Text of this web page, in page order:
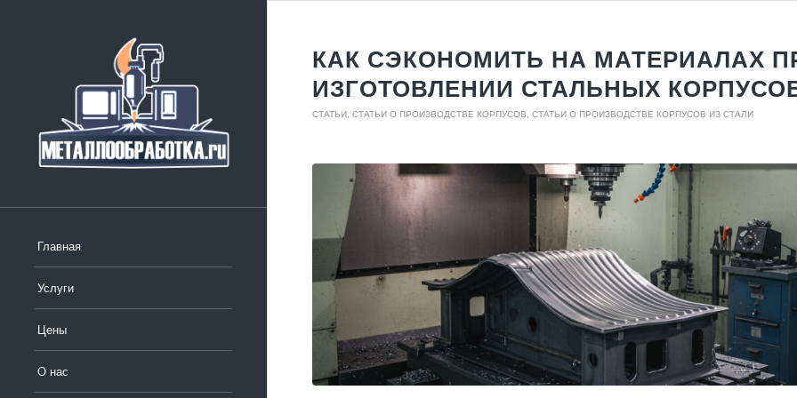
Главная
Услуги
Цены
О нас
КАК СЭКОНОМИТЬ НА МАТЕРИАЛАХ
ИЗГОТОВЛЕНИИ СТАЛЬНЫХ
СТАТЬИ СТАТЬИ О ПРОИЗВОДСТВЕ КОРПУСОВ СТАТЬИ О ПРОИЗВОДСТВЕ КОРПУСОВ ИЗ СТАЛИ